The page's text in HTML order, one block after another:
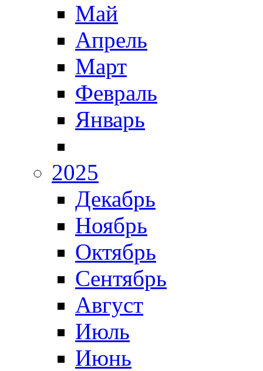
Май
Апрель
Март
Февраль
Январь
2025
Декабрь
Ноябрь
Октябрь
Сентябрь
Август
Июль
Июнь